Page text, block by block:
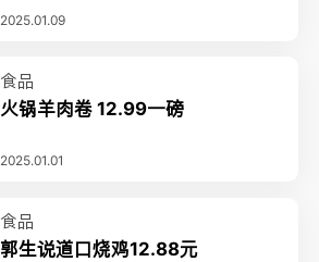
2025.01.09
食品
火锅羊肉卷 12.99一磅
2025.01.01
食品
郭生说道口烧鸡12.88元